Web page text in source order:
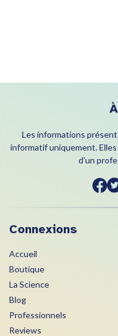
Les informations
informatif uniquement.
d'un
Connexions
Accueil
Boutique
La Science
Blog
Professionnels
Reviews